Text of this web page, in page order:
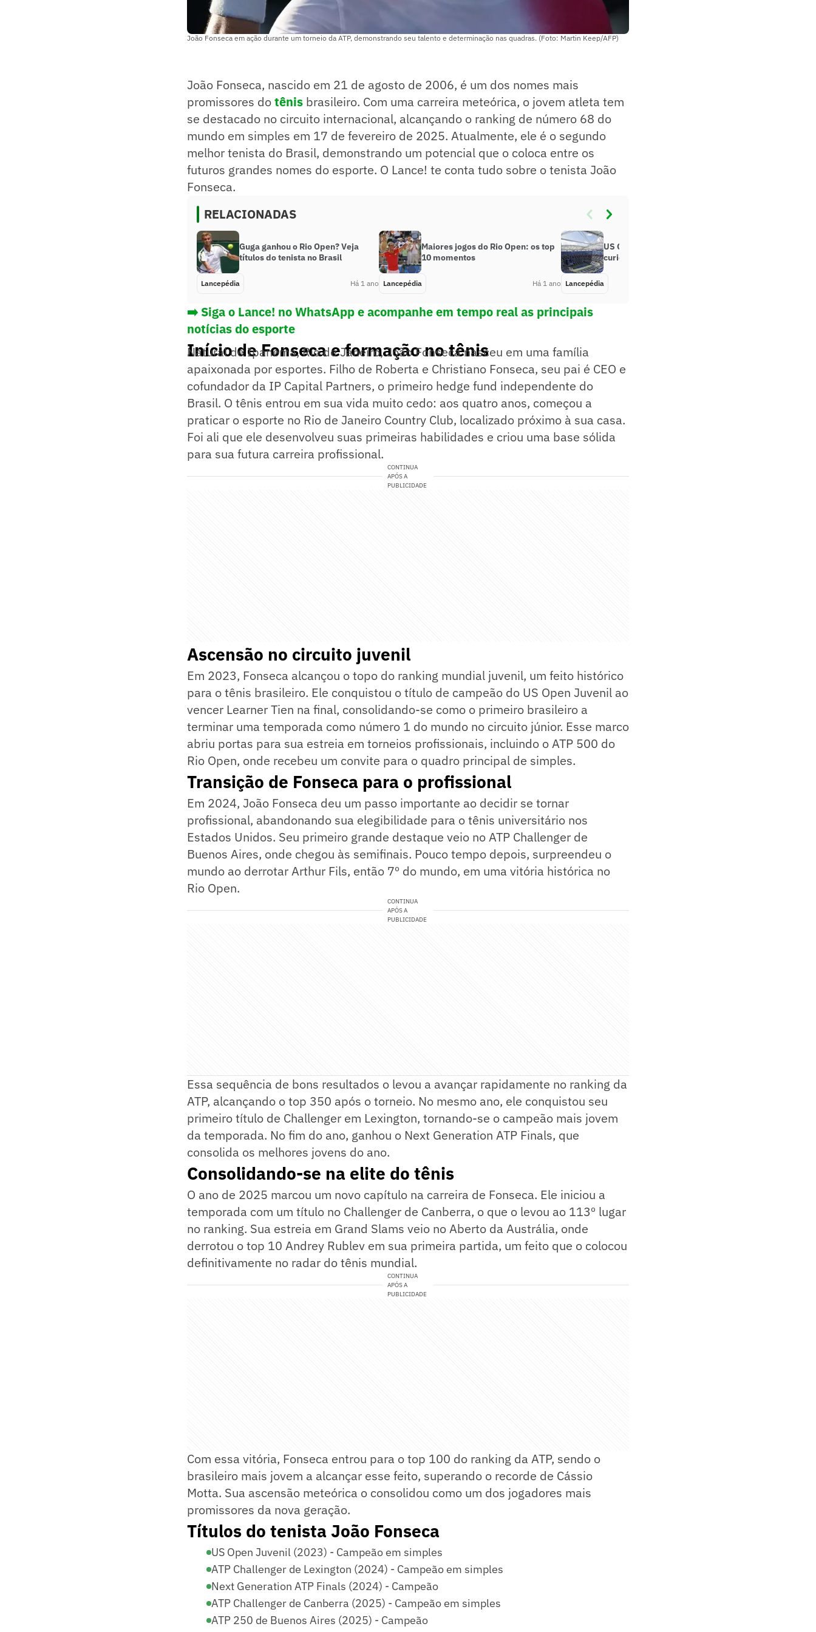
João Fonseca em ação durante um torneio da ATP, demonstrando seu talento e determinação nas quadras. (Foto: Martin Keep/AFP)
João Fonseca, nascido em 21 de agosto de 2006, é um dos nomes mais
promissores dotênis brasileiro. Com uma carreira meteórica, o jovem atleta tem
se destacado no circuito internacional, alcançando o ranking de número 68 do
mundo em simples em 17 de fevereiro de 2025. Atualmente, ele é o segundo
melhor tenista do Brasil, demonstrando um potencial que o coloca entre os
futuros grandes nomes do esporte. O Lance! te conta tudo sobre o tenista João
Fonseca.
RELACIONADAS
Guga ganhou o Rio Open? Veja
títulos do tenista no Brasil
Lancepédia Há 1 ano
Maiores jogos do Rio Open: os top
10 momentos
Lancepédia Há 1 ano
US Open 2025: história, tradições e
curiosidades
Lancepédia
➡️ Siga o Lance! no WhatsApp e acompanhe em tempo real as principais
notícias do esporte
Início de Fonseca e formação no tênis
Natural de Ipanema, Rio de Janeiro, João Fonseca nasceu em uma família
apaixonada por esportes. Filho de Roberta e Christiano Fonseca, seu pai é CEO e
cofundador da IP Capital Partners, o primeiro hedge fund independente do
Brasil. O tênis entrou em sua vida muito cedo: aos quatro anos, começou a
praticar o esporte no Rio de Janeiro Country Club, localizado próximo à sua casa.
Foi ali que ele desenvolveu suas primeiras habilidades e criou uma base sólida
para sua futura carreira profissional.
CONTINUA
APÓS A
PUBLICIDADE
Ascensão no circuito juvenil
Em 2023, Fonseca alcançou o topo do ranking mundial juvenil, um feito histórico
para o tênis brasileiro. Ele conquistou o título de campeão do US Open Juvenil ao
vencer Learner Tien na final, consolidando-se como o primeiro brasileiro a
terminar uma temporada como número 1 do mundo no circuito júnior. Esse marco
abriu portas para sua estreia em torneios profissionais, incluindo o ATP 500 do
Rio Open, onde recebeu um convite para o quadro principal de simples.
Transição de Fonseca para o profissional
Em 2024, João Fonseca deu um passo importante ao decidir se tornar
profissional, abandonando sua elegibilidade para o tênis universitário nos
Estados Unidos. Seu primeiro grande destaque veio no ATP Challenger de
Buenos Aires, onde chegou às semifinais. Pouco tempo depois, surpreendeu o
mundo ao derrotar Arthur Fils, então 7º do mundo, em uma vitória histórica no
Rio Open.
CONTINUA
APÓS A
PUBLICIDADE
Essa sequência de bons resultados o levou a avançar rapidamente no ranking da
ATP, alcançando o top 350 após o torneio. No mesmo ano, ele conquistou seu
primeiro título de Challenger em Lexington, tornando-se o campeão mais jovem
da temporada. No fim do ano, ganhou o Next Generation ATP Finals, que
consolida os melhores jovens do ano.
Consolidando-se na elite do tênis
O ano de 2025 marcou um novo capítulo na carreira de Fonseca. Ele iniciou a
temporada com um título no Challenger de Canberra, o que o levou ao 113º lugar
no ranking. Sua estreia em Grand Slams veio no Aberto da Austrália, onde
derrotou o top 10 Andrey Rublev em sua primeira partida, um feito que o colocou
definitivamente no radar do tênis mundial.
CONTINUA
APÓS A
PUBLICIDADE
Com essa vitória, Fonseca entrou para o top 100 do ranking da ATP, sendo o
brasileiro mais jovem a alcançar esse feito, superando o recorde de Cássio
Motta. Sua ascensão meteórica o consolidou como um dos jogadores mais
promissores da nova geração.
Títulos do tenista João Fonseca
US Open Juvenil (2023) - Campeão em simples
ATP Challenger de Lexington (2024) - Campeão em simples
Next Generation ATP Finals (2024) - Campeão
ATP Challenger de Canberra (2025) - Campeão em simples
ATP 250 de Buenos Aires (2025) - Campeão